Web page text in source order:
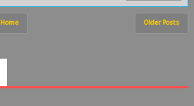
Older Posts
Home